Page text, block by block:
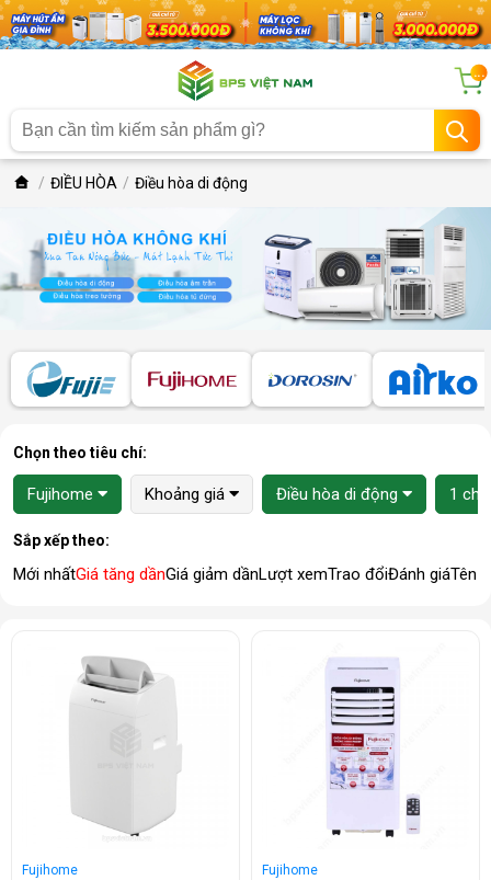
...
ĐIỀU HÒA Điều hòa di động
Chọn theo tiêu chí:
Fujihome Khoảng giá Điều hòa di động 1
Sắp xếp theo:
Mới nhấtGiá tăng dầnGiá giảm dầnLượt xemTrao đổiĐánh giáTên
Fujihome
Fujihome